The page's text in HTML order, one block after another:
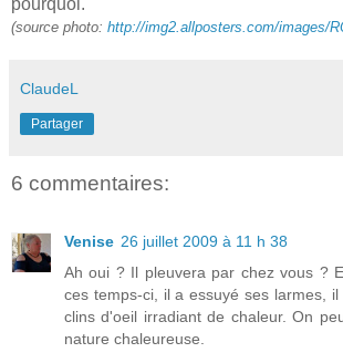
pourquoi.
(source photo: http://img2.allposters.com/images/
ClaudeL
Partager
6 commentaires:
Venise 26 juillet 2009 à 11 h 38
Ah oui ? Il pleuvera par chez vous ?
ces temps-ci, il a essuyé ses larmes,
clins d'oeil irradiant de chaleur. On
nature chaleureuse.